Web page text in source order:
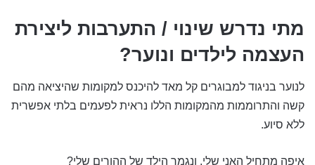
מתי נדרש שינוי / התערבות ליצירת
העצמה לילדים ונוער?
לנוער בניגוד למבוגרים קל מאד להיכנס למקומות שהיציאה מהם
קשה והתרוממות מהמקומות הללו נראית לפעמים בלתי אפשרית
ללא סיוע.
איפה מתחיל האני שלי, ונגמר הילד של ההורים שלי?